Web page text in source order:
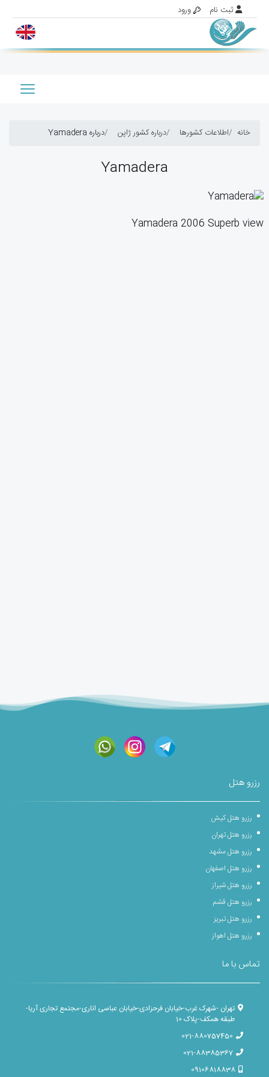
خانه اطلاعات کشورها درباره کشور ژاپن درباره Yamadera
Yamadera
Yamadera 2006 Superb view
رزرو هتل
رزرو هتل کیش
رزرو هتل تهران
رزرو هتل مشهد
رزرو هتل اصفهان
رزرو هتل شیراز
رزرو هتل قشم
رزرو هتل تبریز
رزرو هتل اهواز
تماس با ما
تهران -شهرک غرب-خیابان فرحزادی-خیابان عباسی اناری-مجتمع تجاری آریا-
طبقه همکف-پلاک 10
021-880757450
021-88385367
09106818838